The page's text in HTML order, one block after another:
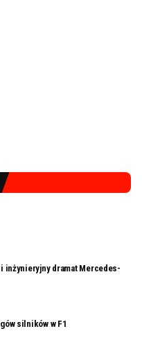
inżynieryjny dramat Mercedes-
silników w F1